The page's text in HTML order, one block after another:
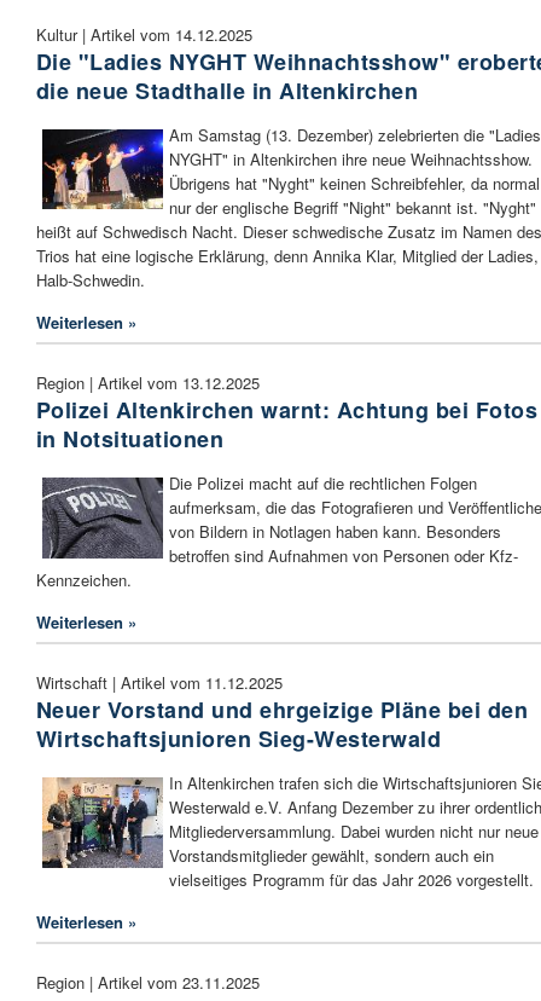
Kultur | Artikel vom 14.12.2025
Die "Ladies NYGHT Weihnachtsshow"
die neue Stadthalle in Altenkirchen
Am Samstag (13. Dezember) zelebrierten die "Ladies
NYGHT" in Altenkirchen ihre neue Weihnachtsshow.
Übrigens hat "Nyght" keinen Schreibfehler, da normal
nur der englische Begriff "Night" bekannt ist. "Nyght"
heißt auf Schwedisch Nacht. Dieser schwedische Zusatz im Namen des
Trios hat eine logische Erklärung, denn Annika Klar, Mitglied der
Halb-Schwedin.
Weiterlesen »
Region | Artikel vom 13.12.2025
Polizei Altenkirchen warnt: Achtung bei Fotos
in Notsituationen
Die Polizei macht auf die rechtlichen Folgen
aufmerksam, die das Fotografieren und
von Bildern in Notlagen haben kann. Besonders
betroffen sind Aufnahmen von Personen oder Kfz-
Kennzeichen.
Weiterlesen »
Wirtschaft | Artikel vom 11.12.2025
Neuer Vorstand und ehrgeizige Pläne bei den
Wirtschaftsjunioren Sieg-Westerwald
In Altenkirchen trafen sich die Wirtschaftsjunioren
Westerwald e.V. Anfang Dezember zu ihrer
Mitgliederversammlung. Dabei wurden nicht nur neue
Vorstandsmitglieder gewählt, sondern auch ein
vielseitiges Programm für das Jahr 2026 vorgestellt.
Weiterlesen »
Region | Artikel vom 23.11.2025